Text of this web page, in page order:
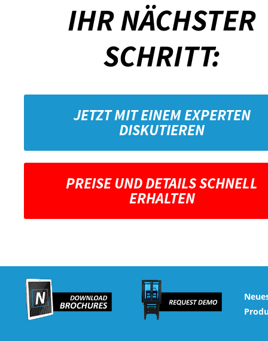
IHR NÄCHSTER
SCHRITT:
JETZT MIT EINEM EXPERTEN
DISKUTIEREN
PREISE UND DETAILS SCHNELL
ERHALTEN